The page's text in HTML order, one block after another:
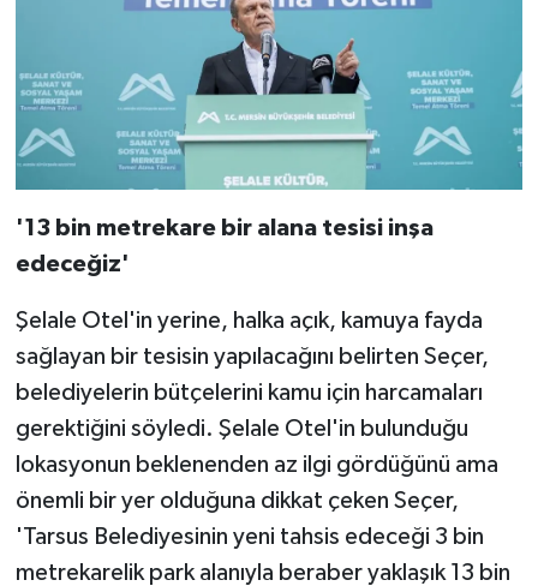
'13 bin metrekare bir alana tesisi inşa
edeceğiz'
Şelale Otel'in yerine, halka açık, kamuya fayda
sağlayan bir tesisin yapılacağını belirten Seçer,
belediyelerin bütçelerini kamu için harcamaları
gerektiğini söyledi. Şelale Otel'in bulunduğu
lokasyonun beklenenden az ilgi gördüğünü ama
önemli bir yer olduğuna dikkat çeken Seçer,
'Tarsus Belediyesinin yeni tahsis edeceği 3 bin
metrekarelik park alanıyla beraber yaklaşık 13 bin